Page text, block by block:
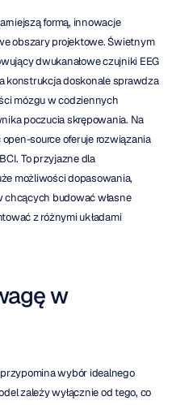
formą, innowacje
obszary projektowe. Świetnym
dwukanałowe czujniki EEG
konstrukcja doskonale sprawdza
mózgu w codziennych
poczucia skrępowania. Na
source oferuje rozwiązania
To przyjazne dla
możliwości dopasowania,
budować własne
z różnymi układami
w
wybór idealnego
zależy wyłącznie od tego, co